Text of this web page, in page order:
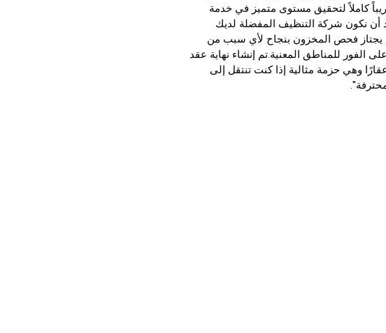
كاملاً لتحقيق مستوى متميز في خدمة
أن نكون شركة التنظيف المفضلة لديك
يجتاز فحص المخزون بنجاح لأي سبب من
الفور للمناطق المعنية.تم إنشاء نهاية عقد
وهي حزمة مثالية إذا كنت تنتقل إلى